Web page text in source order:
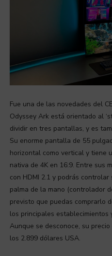
Fue una de las novedades del
Odyssey Ark está orientado al
dividir en tres pantallas, y es
Su enorme pantalla de 55
horizontal como vertical y tiene
nativa de 4K en 16:9. Entre sus
con HDMI 2.1 y podrás
palma de la mano (controlador
previsto que puedas comprarlo
los principales establecimientos
Aunque se desconoce, su
los 2.899 dólares USA.